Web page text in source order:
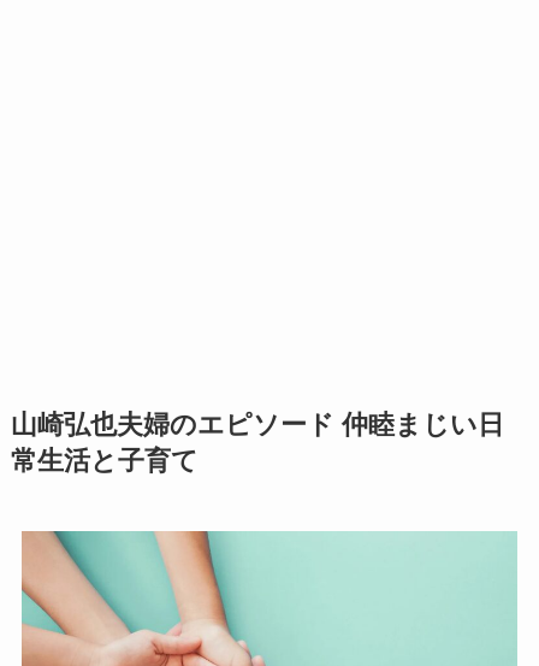
山崎弘也夫婦のエピソード 仲睦まじい日
常生活と子育て